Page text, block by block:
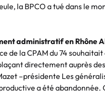
la BPCO a tué dans le
administratif en Rhône
de la CPAM du 74
directement auprès
–présidente Les
a été abandonnée.